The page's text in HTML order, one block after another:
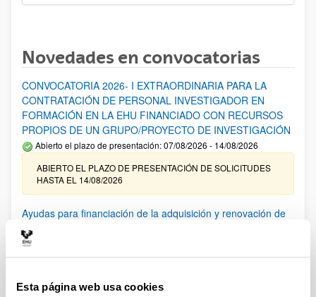
Esta página web usa cookies
Novedades en convocatorias
CONVOCATORIA 2026- I EXTRAORDINARIA PARA LA
CONTRATACIÓN DE PERSONAL INVESTIGADOR EN
FORMACIÓN EN LA EHU FINANCIADO CON RECURSOS
PROPIOS DE UN GRUPO/PROYECTO DE INVESTIGACIÓN
Abierto el plazo de presentación: 07/08/2026 - 14/08/2026
ABIERTO EL PLAZO DE PRESENTACIÓN DE SOLICITUDES
HASTA EL 14/08/2026
Ayudas para financiación de la adquisición y renovación de
infraestructura científica y fondos bibliográficos en la
UPV/EHU 2026
Trámite abierto
25/03/2026: Corrección de errores del listado provisional de
solicitudes admitidas y excluidas. 23/03/2026: Relación